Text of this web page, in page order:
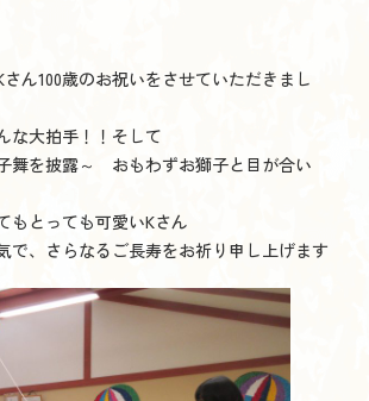
ん100歳のお祝いをさせていただきまし
な大拍手！！そして
舞を披露～ おもわずお獅子と目が合い
もとっても可愛いKさん
で、さらなるご長寿をお祈り申し上げます